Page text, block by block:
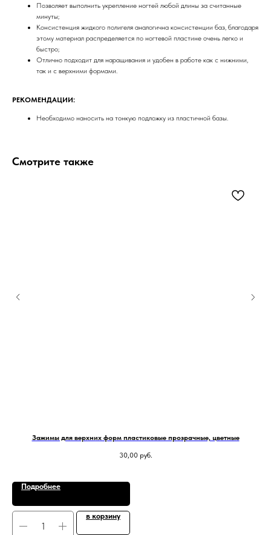
Позволяет выполнить укрепление ногтей любой длины за считанные
минуты;
Консистенция жидкого полигеля аналогична консистенции баз, благодаря
этому материал распределяется по ногтевой пластине очень легко и
быстро;
Отлично подходит для наращивания и удобен в работе как с нижними,
так и с верхними формами.
РЕКОМЕНДАЦИИ:
Необходимо наносить на тонкую подложку из пластичной базы.
Смотрите также
Зажимы для верхних форм пластиковые прозрачные, цветные
30,00 руб.
Подробнее
в корзину